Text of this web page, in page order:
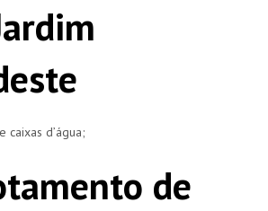
caixas d’água;
de